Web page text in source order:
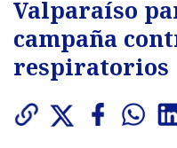
Valparaíso
campaña
respiratorios